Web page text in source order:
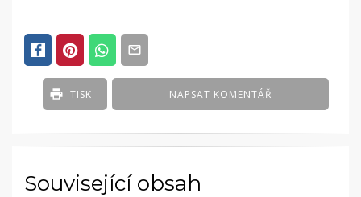
NAPSAT KOMENTÁŘ
TISK
Související obsah